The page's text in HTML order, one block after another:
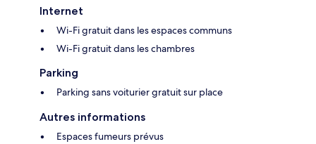
Internet
Wi-Fi gratuit dans les espaces communs
Wi-Fi gratuit dans les chambres
Parking
Parking sans voiturier gratuit sur place
Autres informations
Espaces fumeurs prévus